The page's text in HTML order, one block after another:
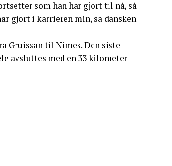
som han har gjort til nå, så
gjort i karrieren min, sa dansken
Gruissan til Nimes. Den siste
avsluttes med en 33 kilometer